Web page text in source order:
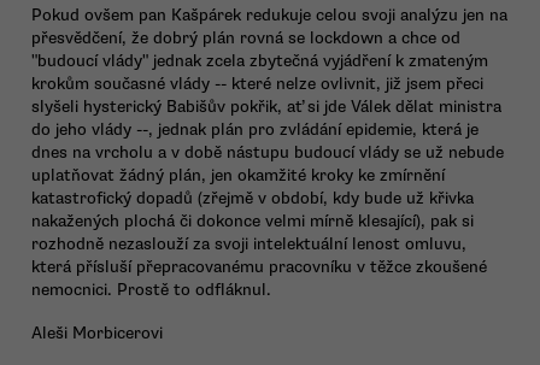
Pokud ovšem pan Kašpárek redukuje celou svoji analýzu jen na
přesvědčení, že dobrý plán rovná se lockdown a chce od
"budoucí vlády" jednak zcela zbytečná vyjádření k zmateným
krokům současné vlády -- které nelze ovlivnit, již jsem přeci
slyšeli hysterický Babišův pokřik, ať si jde Válek dělat ministra
do jeho vlády --, jednak plán pro zvládání epidemie, která je
dnes na vrcholu a v době nástupu budoucí vlády se už nebude
uplatňovat žádný plán, jen okamžité kroky ke zmírnění
katastrofický dopadů (zřejmě v období, kdy bude už křivka
nakažených plochá či dokonce velmi mírně klesající), pak si
rozhodně nezaslouží za svoji intelektuální lenost omluvu,
která přísluší přepracovanému pracovníku v těžce zkoušené
nemocnici. Prostě to odfláknul.
Aleši Morbicerovi